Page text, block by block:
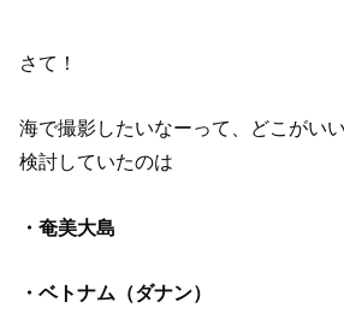
さて！
海で撮影したいなーって、どこがい
検討していたのは
・奄美大島
・ベトナム（ダナン）